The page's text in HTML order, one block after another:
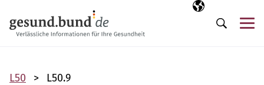
Ausgewählte
DE
Suche
L50 L50.9